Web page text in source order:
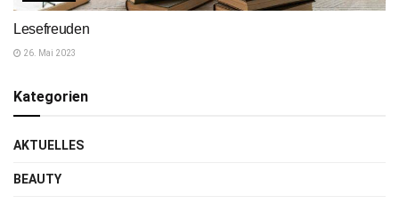
Lesefreuden
26. Mai 2023
Kategorien
AKTUELLES
BEAUTY